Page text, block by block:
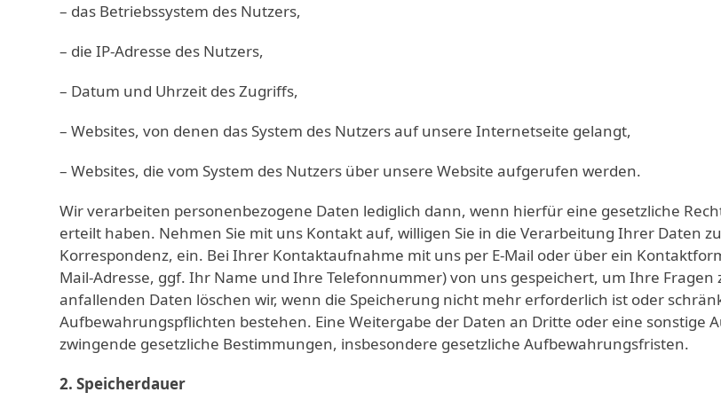
– das Betriebssystem des Nutzers,
– die IP-Adresse des Nutzers,
– Datum und Uhrzeit des Zugriffs,
– Websites, von denen das System des Nutzers auf unsere Internetseite gelangt,
– Websites, die vom System des Nutzers über unsere Website aufgerufen werden.
Wir verarbeiten personenbezogene Daten lediglich dann, wenn hierfür eine gesetzliche
erteilt haben. Nehmen Sie mit uns Kontakt auf, willigen Sie in die Verarbeitung Ihrer Daten
Korrespondenz, ein. Bei Ihrer Kontaktaufnahme mit uns per E-Mail oder über ein
Mail-Adresse, ggf. Ihr Name und Ihre Telefonnummer) von uns gespeichert, um Ihre
anfallenden Daten löschen wir, wenn die Speicherung nicht mehr erforderlich ist oder
Aufbewahrungspflichten bestehen. Eine Weitergabe der Daten an Dritte oder eine
zwingende gesetzliche Bestimmungen, insbesondere gesetzliche Aufbewahrungsfristen.
2. Speicherdauer